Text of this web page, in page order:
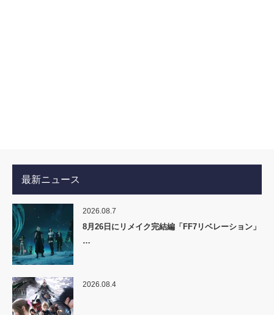
最新ニュース
2026.08.7
8月26日にリメイク完結編「FF7リベレーション」
…
2026.08.4